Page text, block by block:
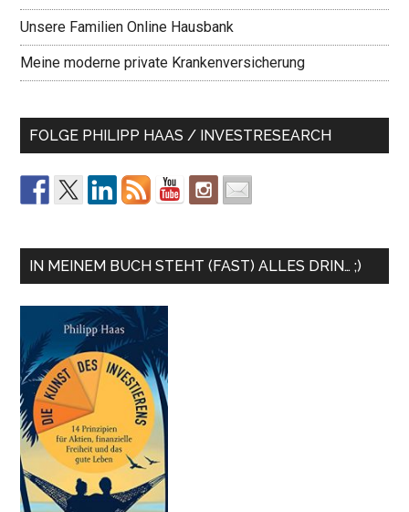
Unsere Familien Online Hausbank
Meine moderne private Krankenversicherung
FOLGE PHILIPP HAAS / INVESTRESEARCH
IN MEINEM BUCH STEHT (FAST) ALLES DRIN… ;)